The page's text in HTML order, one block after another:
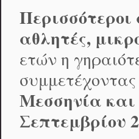
αθλητές,
ετών η
Μεσσηνία και
Σεπτεμβρίου